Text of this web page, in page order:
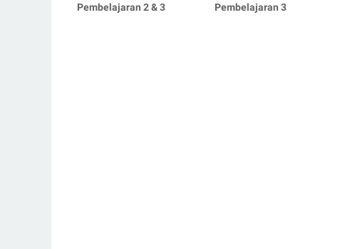
Pembelajaran 2 & 3
Pembelajaran 3